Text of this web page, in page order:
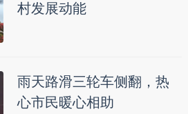
村发展动能
雨天路滑三轮车侧翻，热
心市民暖心相助